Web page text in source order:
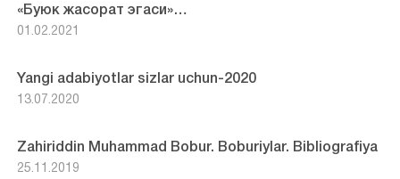
«Буюк жасорат эгаси»…
01.02.2021
Yangi adabiyotlar sizlar uchun-2020
13.07.2020
Zahiriddin Muhammad Bobur. Boburiylar. Bibliografiya
25.11.2019